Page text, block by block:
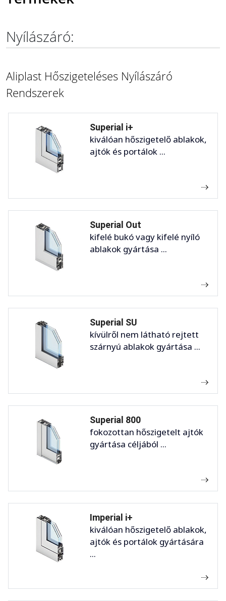
Nyílászáró:
Aliplast Hőszigeteléses Nyílászáró
Rendszerek
Superial i+
kiválóan hőszigetelő ablakok,
ajtók és portálok ...
Superial Out
kifelé bukó vagy kifelé nyíló
ablakok gyártása ...
Superial SU
kívülről nem látható rejtett
szárnyú ablakok gyártása ...
Superial 800
fokozottan hőszigetelt ajtók
gyártása céljából ...
Imperial i+
kiválóan hőszigetelő ablakok,
ajtók és portálok gyártására
...